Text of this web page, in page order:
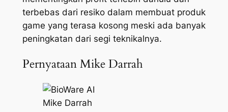
terbebas dari resiko dalam membuat produk
game yang terasa kosong meski ada banyak
peningkatan dari segi teknikalnya.
Pernyataan Mike Darrah
Mike Darrah